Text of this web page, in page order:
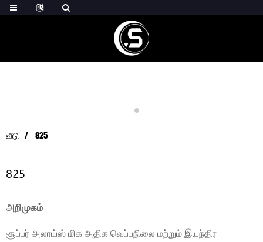
வீடு 825
825
அறிமுகம்
சூப்பர் அலாய்ஸ் மிக அதிக வெப்பநிலை மற்றும் இயந்திர